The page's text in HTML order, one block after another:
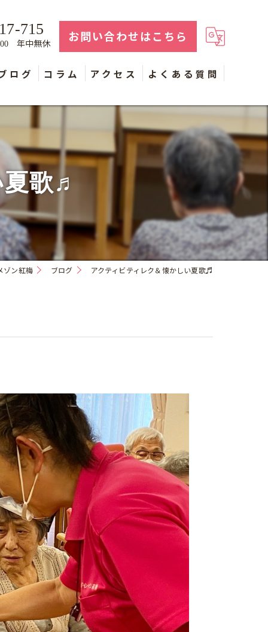
715
00 年中無休 お問い合わせはこちら
ログ コラム アクセス よくある質問
歌♬
ゾン紅梅 ブログ アクティビティレク＆懐かしい夏歌♬